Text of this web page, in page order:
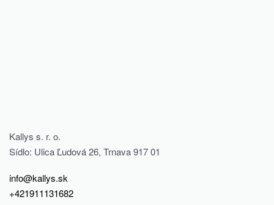
Kallys s. r. o.
Sídlo: Ulica Ľudová 26, Trnava 917 01
info@kallys.sk
+421911131682